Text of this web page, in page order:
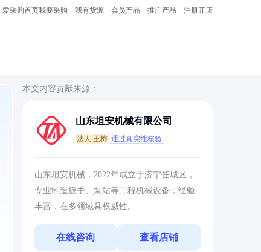
爱采购首页我要采购 我有货源 会员产品 推广产品 注册开店
本文内容贡献来源：
山东坦安机械有限公司
法人:王梅 通过真实性核验
山东坦安机械，2022年成立于济宁任城区，
专业制造扳手、泵站等工程机械设备，经验
丰富，在多领域具权威性。
在线咨询 查看店铺